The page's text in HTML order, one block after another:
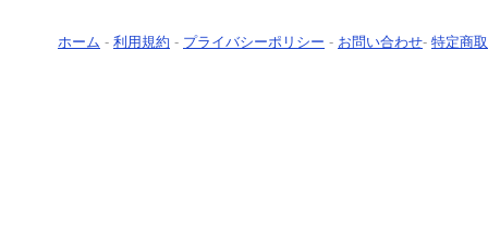
ホーム - 利用規約 - プライバシーポリシー - お問い合わせ- 特定商